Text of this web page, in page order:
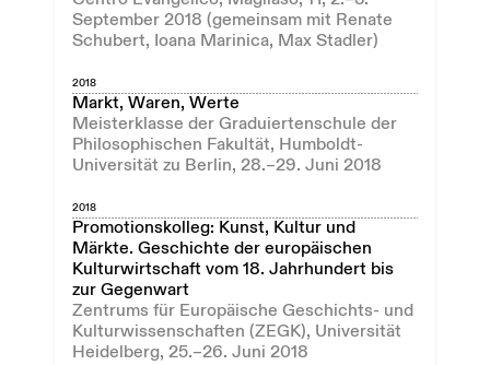
September 2018 (gemeinsam mit Renate
Schubert, Ioana Marinica, Max Stadler)
2018
Markt, Waren, Werte
Meisterklasse der Graduiertenschule der
Philosophischen Fakultät, Humboldt-
Universität zu Berlin, 28.–29. Juni 2018
2018
Promotionskolleg: Kunst, Kultur und
Märkte. Geschichte der europäischen
Kulturwirtschaft vom 18. Jahrhundert bis
zur Gegenwart
Zentrums für Europäische Geschichts- und
Kulturwissenschaften (ZEGK), Universität
Heidelberg, 25.–26. Juni 2018